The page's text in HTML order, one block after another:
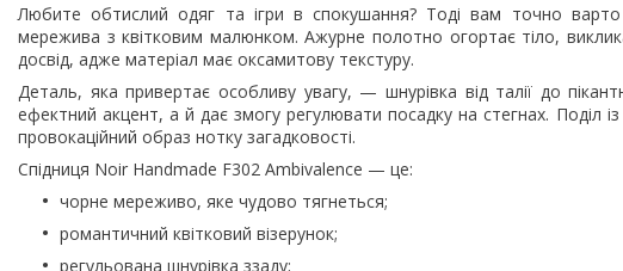
Любите обтислий одяг та ігри в спокушання? Тоді вам точно
мережива з квітковим малюнком. Ажурне полотно огортає тіло,
досвід, адже матеріал має оксамитову текстуру.
Деталь, яка привертає особливу увагу, — шнурівка від талії до
ефектний акцент, а й дає змогу регулювати посадку на стегнах. Поділ
провокаційний образ нотку загадковості.
Спідниця Noir Handmade F302 Ambivalence — це:
чорне мереживо, яке чудово тягнеться;
романтичний квітковий візерунок;
регульована шнурівка ззаду;